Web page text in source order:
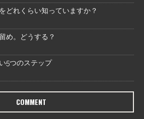
どれくらい知っていますか？
め。どうする？
5つのステップ
COMMENT